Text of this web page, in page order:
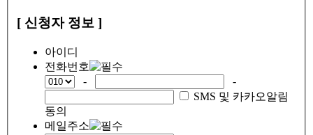
[ 신청자 정보 ]
아이디
전화번호
-
-
SMS 및 카카오알림
동의
메일주소